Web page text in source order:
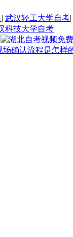
| 武汉轻工大学自考|
科技大学自考
确认流程是怎样